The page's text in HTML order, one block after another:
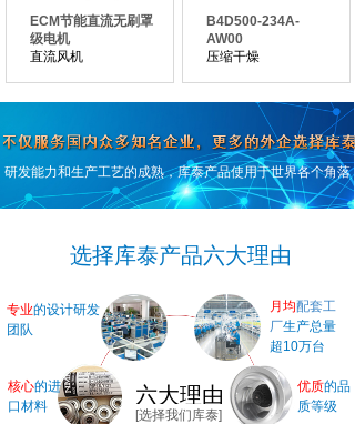
ECM节能直流无刷罩
级电机
直流风机
B4D500-234A-
AW00
压缩干燥
共 100 条记录 1 2 3 4 5 … 17 下一页> 末页
研发能力和生产工艺的成熟，库泰产品使用于世界各个角落
选择库泰产品六大理由
月均配套工
厂生产总量
超10万台
专业的设计研发
团队
优质的品
质等级
核心的进
口材料
六大理由
[选择我们库泰]